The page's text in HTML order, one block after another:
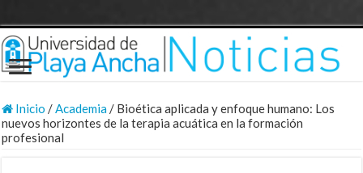
Inicio /Academia/ Bioética aplicada y enfoque humano: Los
nuevos horizontes de la terapia acuática en la formación
profesional